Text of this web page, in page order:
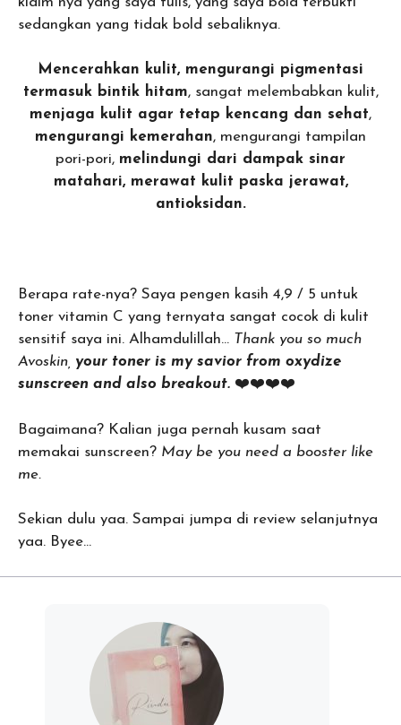
sedangkan yang tidak bold sebaliknya.
Mencerahkan kulit, mengurangi pigmentasi
termasuk bintik hitam, sangat melembabkan kulit,
menjaga kulit agar tetap kencang dan sehat,
mengurangi kemerahan, mengurangi tampilan
pori-pori, melindungi dari dampak sinar
matahari, merawat kulit paska jerawat,
antioksidan.
Berapa rate-nya? Saya pengen kasih 4,9 / 5 untuk
toner vitamin C yang ternyata sangat cocok di kulit
sensitif saya ini. Alhamdulillah… Thank you so much
Avoskin, your toner is my savior from oxydize
sunscreen and also breakout. ❤️❤️❤️❤️
Bagaimana? Kalian juga pernah kusam saat
memakai sunscreen? May be you need a booster like
me.
Sekian dulu yaa. Sampai jumpa di review selanjutnya
yaa. Byee…